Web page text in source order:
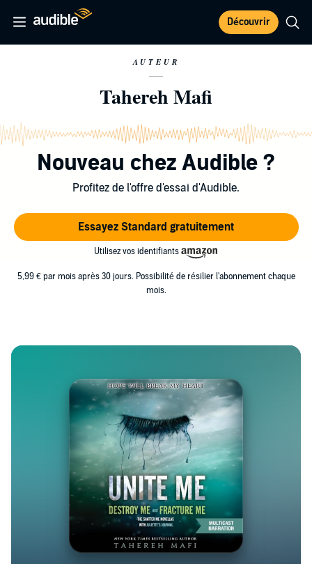
Découvrir
AUTEUR
Tahereh Mafi
Nouveau chez Audible ?
Profitez de l'offre d'essai d'Audible.
Essayez Standard gratuitement
Utilisez vos identifiants
5,99 € par mois après 30 jours. Possibilité de résilier l'abonnement chaque
mois.